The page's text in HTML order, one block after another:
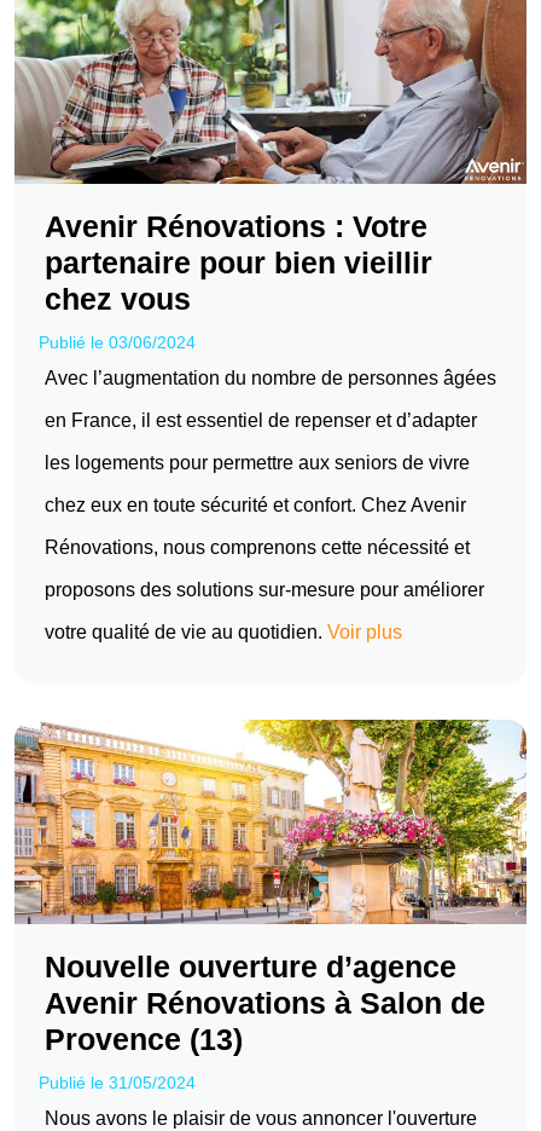
Avenir Rénovations : Votre
partenaire pour bien vieillir
chez vous
Publié le 03/06/2024
Avec l’augmentation du nombre de personnes âgées
en France, il est essentiel de repenser et d’adapter
les logements pour permettre aux seniors de vivre
chez eux en toute sécurité et confort. Chez Avenir
Rénovations, nous comprenons cette nécessité et
proposons des solutions sur-mesure pour améliorer
votre qualité de vie au quotidien. Voir plus
Nouvelle ouverture d’agence
Avenir Rénovations à Salon de
Provence (13)
Publié le 31/05/2024
Nous avons le plaisir de vous annoncer l'ouverture